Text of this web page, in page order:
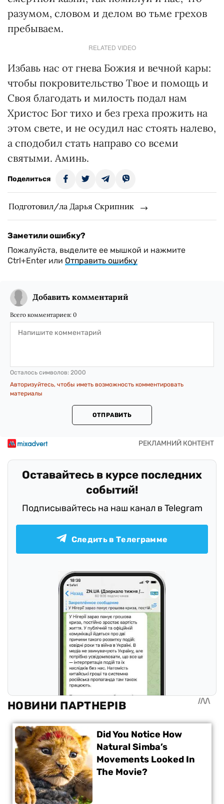
разумом, словом и делом во тьме грехов
пребываем.
RELATED VIDEO
Избавь нас от гнева Божия и вечной кары:
чтобы покровительство Твое и помощь и
Своя благодать и милость подал нам
Христос Бог тихо и без греха прожить на
этом свете, и не осудил нас стоять налево,
а сподобил стать направо со всеми
святыми. Аминь.
Поделиться
Подготовил/ла Дарья Скрипник
Заметили ошибку?
Пожалуйста, выделите ее мышкой и нажмите
Ctrl+Enter или Отправить ошибку
Добавить комментарий
Всего комментариев: 0
Осталось символов: 2000
Авторизуйтесь, чтобы иметь возможность комментировать
материалы
ОТПРАВИТЬ
Оставайтесь в курсе последних
событий!
Подписывайтесь на наш канал в Telegram
Следить в Телеграмме